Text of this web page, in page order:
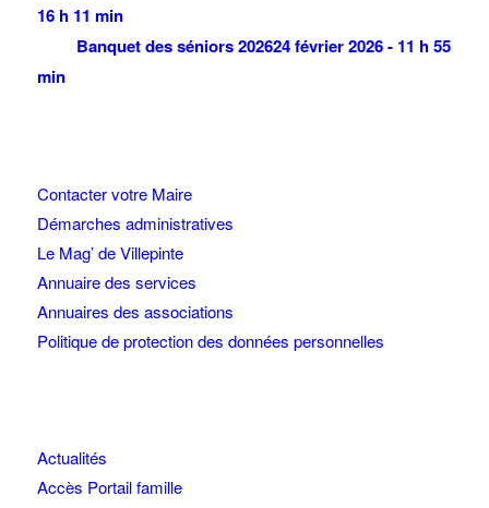
16 h 11 min
Banquet des séniors 202624 février 2026 - 11 h 55
min
Contacter votre Maire
Démarches administratives
Le Mag’ de Villepinte
Annuaire des services
Annuaires des associations
Politique de protection des données personnelles
Actualités
Accès Portail famille